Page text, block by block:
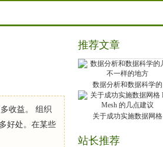
收益。 组织
好处。在某些
推荐文章
数据分析和数据科学的
关于成功实施数据网格
站长推荐